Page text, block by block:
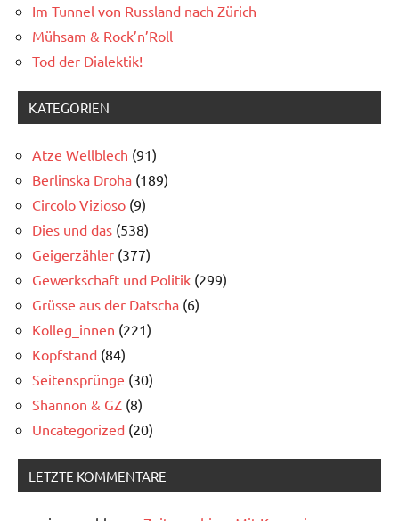
Im Tunnel von Russland nach Zürich
Mühsam & Rock’n’Roll
Tod der Dialektik!
KATEGORIEN
Atze Wellblech (91)
Berlinska Droha (189)
Circolo Vizioso (9)
Dies und das (538)
Geigerzähler (377)
Gewerkschaft und Politik (299)
Grüsse aus der Datscha (6)
Kolleg_innen (221)
Kopfstand (84)
Seitensprünge (30)
Shannon & GZ (8)
Uncategorized (20)
LETZTE KOMMENTARE